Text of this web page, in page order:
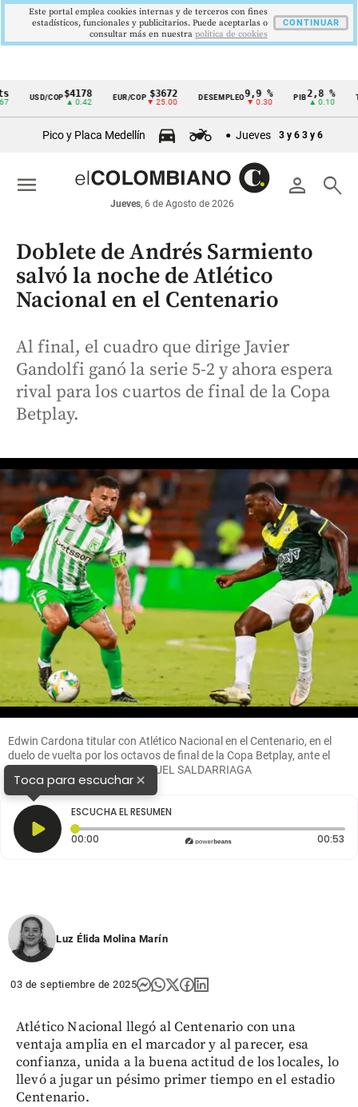
Cintillo
económicos
Colombia
USD/COP$4178
▲ 0.42
EUR/COP $3672
▼ 25.00
DESEMPLEO9,9 %
▼ 0.30
PIB 2,8 %
▲ 0.10
TRM
Pico y Placa Medellín Jueves 3 y 6 3 y 6
person search
Jueves, 6 de Agosto de 2026
menu
Doblete de Andrés Sarmiento
salvó la noche de Atlético
Nacional en el Centenario
Al final, el cuadro que dirige Javier
Gandolfi ganó la serie 5-2 y ahora espera
rival para los cuartos de final de la Copa
Betplay.
Edwin Cardona titular con Atlético Nacional en el Centenario, en el
duelo de vuelta por los octavos de final de la Copa Betplay, ante el
Deportes Quindío. FOTO MANUEL SALDARRIAGA
Toca para escuchar×
ESCUCHA EL RESUMEN
00:00 Tiempo transcurrido: 0 segundos 00:53
Luz Élida Molina Marín
03 de septiembre de 2025
Atlético Nacional llegó al Centenario con una
ventaja amplia en el marcador y al parecer, esa
confianza, unida a la buena actitud de los locales, lo
llevó a jugar un pésimo primer tiempo en el estadio
Centenario.
Este portal emplea cookies internas y de terceros con fines
estadísticos, funcionales y publicitarios. Puede aceptarlas o
consultar más en nuestra politica de cookies
CONTINUAR